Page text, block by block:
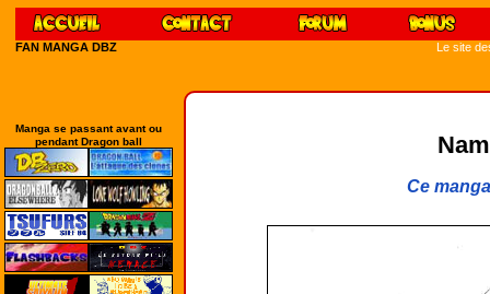
FAN MANGA DBZ Le site
Manga se passant avant ou
pendant Dragon ball
Ce